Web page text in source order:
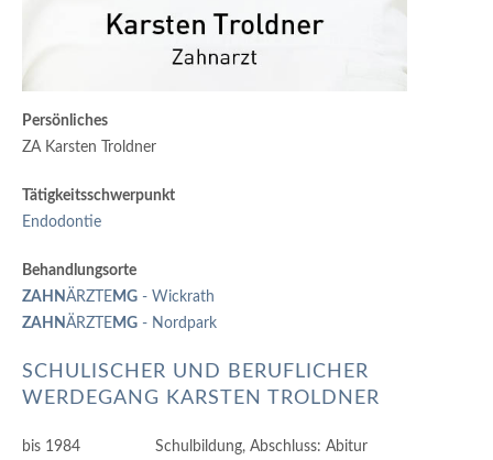
Persönliches
ZA Karsten Troldner
Tätigkeitsschwerpunkt
Endodontie
Behandlungsorte
ZAHN ÄRZTEMG - Wickrath
ZAHN ÄRZTEMG - Nordpark
SCHULISCHER UND BERUFLICHER
WERDEGANG KARSTEN TROLDNER
bis 1984 Schulbildung, Abschluss: Abitur